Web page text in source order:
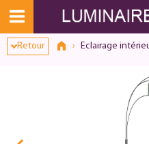
Retour Eclairage
Dialogue de consentement ouvert